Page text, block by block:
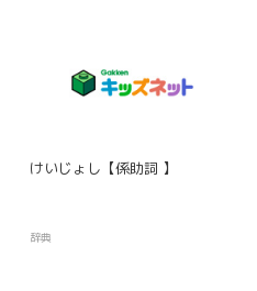
けいじょし【係助詞 】
辞典